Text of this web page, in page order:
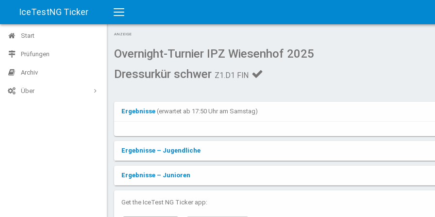
IceTestNG Ticker
Toggle
navigation
Start
Prüfungen
Archiv
Über
ANZEIGE
Overnight-Turnier IPZ Wiesenhof 2025
Dressurkür schwer Z1.D1 FIN
Ergebnisse (erwartet ab 17:50 Uhr am Samstag)
Ergebnisse – Jugendliche
Ergebnisse – Junioren
Get the IceTest NG Ticker app: